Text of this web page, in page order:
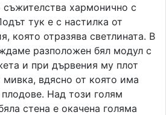
съжителства хармонично с
тук е с настилка от
която отразява светлината. В
разположен бял модул с
и при дървения му плот
вдясно от която има
Над този голям
стена е окачена голяма